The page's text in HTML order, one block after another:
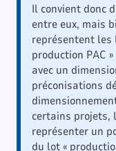
Il convient donc
entre eux, mais
représentent les
production PAC
avec un
préconisations
certains projets,
représenter un
du lot «